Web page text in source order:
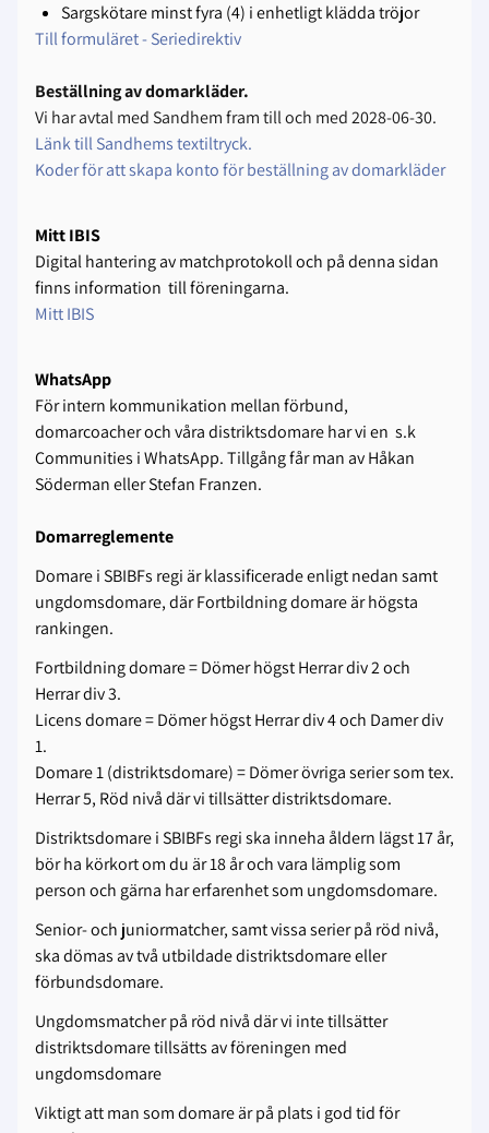
Sargskötare minst fyra (4) i enhetligt klädda tröjor
Till formuläret - Seriedirektiv
Beställning av domarkläder.
Vi har avtal med Sandhem fram till och med 2028-06-30.
Länk till Sandhems textiltryck.
Koder för att skapa konto för beställning av domarkläder
Mitt IBIS
Digital hantering av matchprotokoll och på denna sidan
finns information till föreningarna.
Mitt IBIS
WhatsApp
För intern kommunikation mellan förbund,
domarcoacher och våra distriktsdomare har vi en s.k
Communities i WhatsApp. Tillgång får man av Håkan
Söderman eller Stefan Franzen.
Domarreglemente
Domare i SBIBFs regi är klassificerade enligt nedan samt
ungdomsdomare, där Fortbildning domare är högsta
rankingen.
Fortbildning domare = Dömer högst Herrar div 2 och
Herrar div 3.
Licens domare = Dömer högst Herrar div 4 och Damer div
1.
Domare 1 (distriktsdomare) = Dömer övriga serier som tex.
Herrar 5, Röd nivå där vi tillsätter distriktsdomare.
Distriktsdomare i SBIBFs regi ska inneha åldern lägst 17 år,
bör ha körkort om du är 18 år och vara lämplig som
person och gärna har erfarenhet som ungdomsdomare.
Senior- och juniormatcher, samt vissa serier på röd nivå,
ska dömas av två utbildade distriktsdomare eller
förbundsdomare.
Ungdomsmatcher på röd nivå där vi inte tillsätter
distriktsdomare tillsätts av föreningen med
ungdomsdomare
Viktigt att man som domare är på plats i god tid för